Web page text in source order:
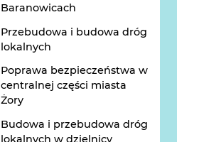
Baranowicach
Przebudowa i budowa dróg
lokalnych
Poprawa bezpieczeństwa w
centralnej części miasta
Żory
Budowa i przebudowa dróg
lokalnych w dzielnicy